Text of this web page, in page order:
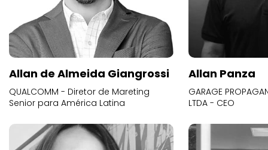
Allan de Almeida Giangrossi
QUALCOMM - Diretor de Mareting
Senior para América Latina
Allan Panza
GARAGE
LTDA - CEO